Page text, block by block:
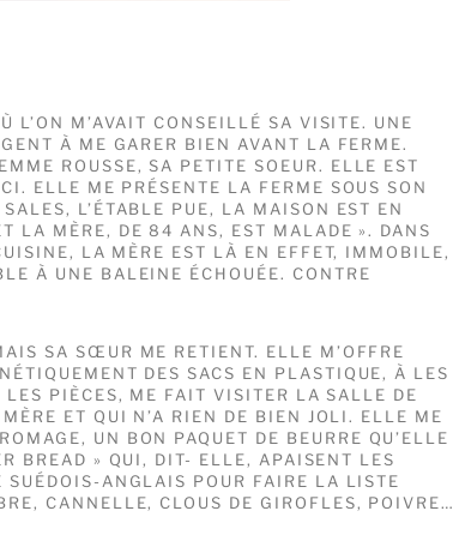
L’ON M’AVAIT CONSEILLÉ SA VISITE. UNE
À ME GARER BIEN AVANT LA FERME.
ROUSSE, SA PETITE SOEUR. ELLE EST
ELLE ME PRÉSENTE LA FERME SOUS SON
L’ÉTABLE PUE, LA MAISON EST EN
LA MÈRE, DE 84 ANS, EST MALADE ». DANS
LA MÈRE EST LÀ EN EFFET, IMMOBILE,
À UNE BALEINE ÉCHOUÉE. CONTRE
SA SŒUR ME RETIENT. ELLE M’OFFRE
DES SACS EN PLASTIQUE, À LES
PIÈCES, ME FAIT VISITER LA SALLE DE
ET QUI N’A RIEN DE BIEN JOLI. ELLE ME
UN BON PAQUET DE BEURRE QU’ELLE
BREAD » QUI, DIT- ELLE, APAISENT LES
ANGLAIS POUR FAIRE LA LISTE
CANNELLE, CLOUS DE GIROFLES, POIVRE…